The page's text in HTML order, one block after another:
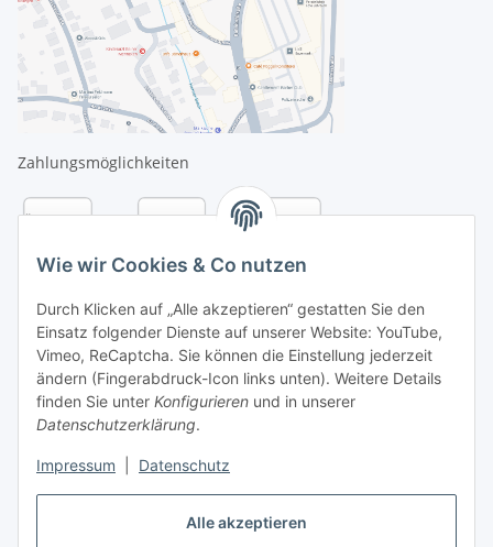
Alle akzeptieren
Wie wir Cookies & Co nutzen
Durch Klicken auf „Alle akzeptieren“ gestatten Sie den
Einsatz folgender Dienste auf unserer Website: YouTube,
Vimeo, ReCaptcha. Sie können die Einstellung jederzeit
ändern (Fingerabdruck-Icon links unten). Weitere Details
finden Sie unter Konfigurieren und in unserer
Datenschutzerklärung.
Impressum Datenschutz
Zahlungsmöglichkeiten